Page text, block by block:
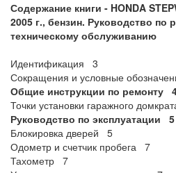
Содержание книги - HONDA
2005 г., бензин. Руководство по
техническому обслуживанию
Идентификация 3
Сокращения и условные
Общие инструкции по ремонту
Точки установки гаражного
Руководство по эксплуатации 5
Блокировка дверей 5
Одометр и счетчик пробега 7
Тахометр 7